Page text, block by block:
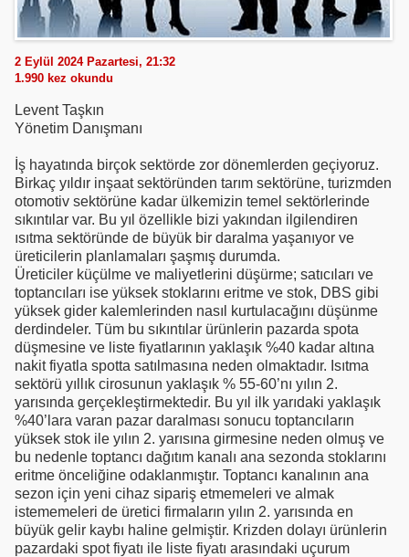
2 Eylül 2024 Pazartesi, 21:32
1.990 kez okundu
Levent Taşkın
Yönetim Danışmanı
İş hayatında birçok sektörde zor dönemlerden geçiyoruz.
Birkaç yıldır inşaat sektöründen tarım sektörüne, turizmden
otomotiv sektörüne kadar ülkemizin temel sektörlerinde
sıkıntılar var. Bu yıl özellikle bizi yakından ilgilendiren
ısıtma sektöründe de büyük bir daralma yaşanıyor ve
üreticilerin planlamaları şaşmış durumda.
Üreticiler küçülme ve maliyetlerini düşürme; satıcıları ve
toptancıları ise yüksek stoklarını eritme ve stok, DBS gibi
yüksek gider kalemlerinden nasıl kurtulacağını düşünme
derdindeler. Tüm bu sıkıntılar ürünlerin pazarda spota
düşmesine ve liste fiyatlarının yaklaşık %40 kadar altına
nakit fiyatla spotta satılmasına neden olmaktadır. Isıtma
sektörü yıllık cirosunun yaklaşık % 55-60’nı yılın 2.
yarısında gerçekleştirmektedir. Bu yıl ilk yarıdaki yaklaşık
%40’lara varan pazar daralması sonucu toptancıların
yüksek stok ile yılın 2. yarısına girmesine neden olmuş ve
bu nedenle toptancı dağıtım kanalı ana sezonda stoklarını
eritme önceliğine odaklanmıştır. Toptancı kanalının ana
sezon için yeni cihaz sipariş etmemeleri ve almak
istememeleri de üretici firmaların yılın 2. yarısında en
büyük gelir kaybı haline gelmiştir. Krizden dolayı ürünlerin
pazardaki spot fiyatı ile liste fiyatı arasındaki uçurum